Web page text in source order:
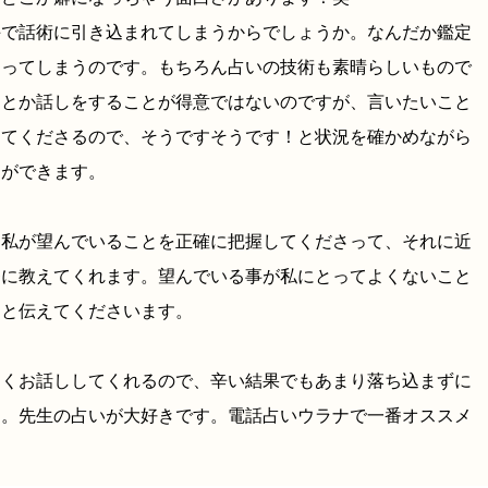
話術に引き込まれてしまうからでしょうか。なんだか鑑定
てしまうのです。もちろん占いの技術も素晴らしいもので
か話しをすることが得意ではないのですが、言いたいこと
くださるので、そうですそうです！と状況を確かめながら
できます。
が望んでいることを正確に把握してくださって、それに近
教えてくれます。望んでいる事が私にとってよくないこと
伝えてくださいます。
お話ししてくれるので、辛い結果でもあまり落ち込まずに
先生の占いが大好きです。電話占いウラナで一番オススメ